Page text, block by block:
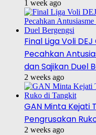
1 week ago
Final Liga Voli
Pecahkan
dan Sajikan Duel
2 weeks ago
GAN Minta Kejati
Pengrusakan
2 weeks ago